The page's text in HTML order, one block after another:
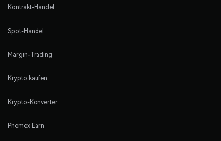
Kontrakt-Handel
Spot-Handel
Margin-Trading
Krypto kaufen
Krypto-Konverter
Phemex Earn